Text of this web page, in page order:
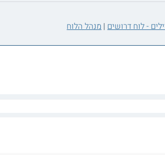
- לוח דרושים|מנהל הלוח